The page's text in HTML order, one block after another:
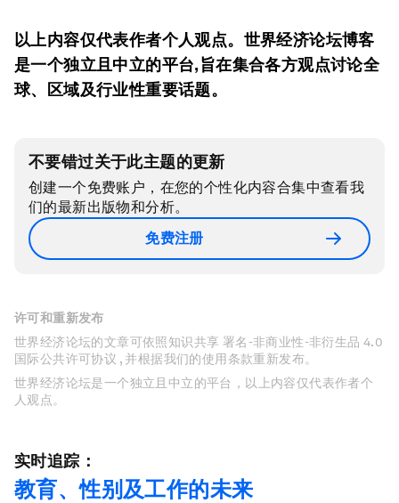
以上内容仅代表作者个人观点。世界经济论坛博客
是一个独立且中立的平台,旨在集合各方观点讨论全
球、区域及行业性重要话题。
不要错过关于此主题的更新
创建一个免费账户，在您的个性化内容合集中查看我
们的最新出版物和分析。
免费注册
许可和重新发布
世界经济论坛的文章可依照知识共享 署名-非商业性-非衍生品 4.0
国际公共许可协议 , 并根据我们的使用条款重新发布。
世界经济论坛是一个独立且中立的平台，以上内容仅代表作者个
人观点。
实时追踪：
教育、性别及工作的未来